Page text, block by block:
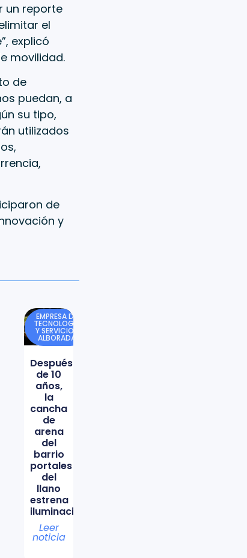
un reporte
el
explicó
movilidad.
de
puedan, a
su tipo,
utilizados
de
y
EMPRESA DE
TECNOLOGÍA
Y SERVICIOS
ALBORADA
Después
de 10
años,
la
cancha
de
arena
del
barrio
portales
del
llano
estrena
iluminación
Leer
noticia